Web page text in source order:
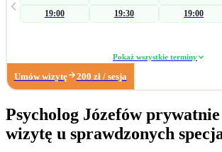
skierowania na badania laboratoryjne w celu
przyczyn zaburzenia, a następnie koncentruję się na
psychogennych. W zakresie wsparcia seksuologicznego
osobom indywidualnym podczas konfliktów
Pracuję również z: • zaburzeniami libido
od pornografii oraz masturbacji, • wpływem substancji
seksualność. Poza obszarem seksuologicznym wspieram osoby z trudnościami
w radzeniu sobie z: • zarządzaniem trudnymi
społecznymi, • sytuacjami kryzysowymi i stresem
nastrojem i lękiem. Dzięki wieloletniemu doświadczeniu w biznesie zapraszam
również na konsultacje dotyczące: • wypalenia
19:00
19:30
19:00
Pokaż wszystkie terminy
Umów wizytę 200 zł / sesja
Psycholog Józefów
wizytę u sprawdzonych